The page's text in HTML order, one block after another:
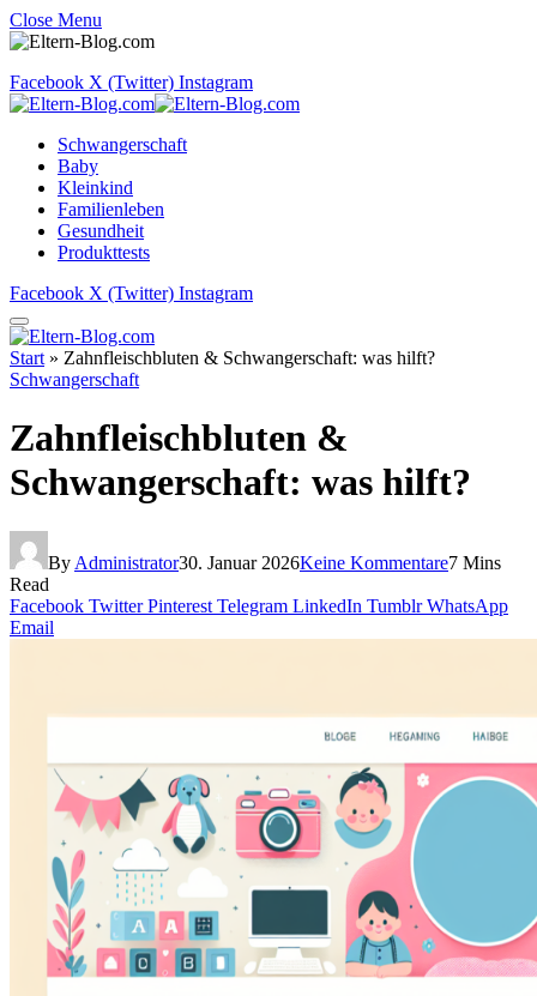
Close Menu
Facebook X (Twitter) Instagram
Schwangerschaft
Baby
Kleinkind
Familienleben
Gesundheit
Produkttests
Facebook X (Twitter) Instagram
Start » Zahnfleischbluten & Schwangerschaft: was hilft?
Schwangerschaft
Zahnfleischbluten &
Schwangerschaft: was hilft?
By Administrator30. Januar 2026Keine Kommentare7 Mins
Read
Facebook Twitter Pinterest Telegram LinkedIn Tumblr WhatsApp
Email